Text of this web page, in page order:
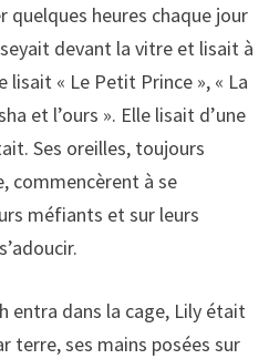
quelques heures chaque jour
devant la vitre et lisait à
lisait « Le Petit Prince », « La
et l’ours ». Elle lisait d’une
Ses oreilles, toujours
commencèrent à se
méfiants et sur leurs
entra dans la cage, Lily était
terre, ses mains posées sur